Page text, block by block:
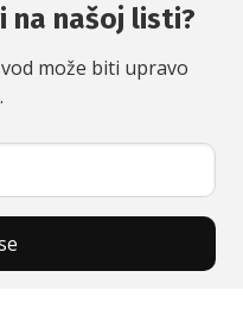
na našoj listi?
može biti upravo